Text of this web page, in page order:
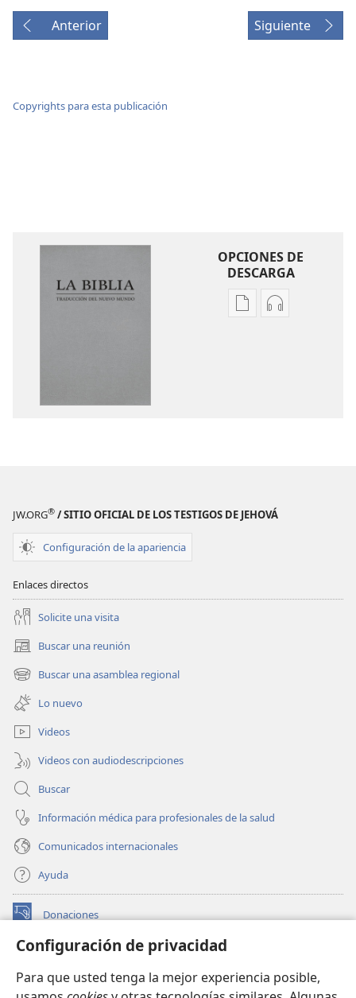
Configuración de privacidad
Para que usted tenga la mejor experiencia posible,
Anterior Siguiente
Copyrights para esta publicación
OPCIONES DE
DESCARGA
Opciones
(revisión
Opciones
(revisión
JW.ORG® / SITIO OFICIAL DE LOS TESTIGOS DE JEHOVÁ
Configuración de la apariencia
Enlaces directos
Solicite una visita
Buscar una reunión
(abre
una
nueva
ventana)
Buscar una asamblea regional
(abre
una
nueva
ventana)
Lo nuevo
Videos
Videos con audiodescripciones
Buscar
Información médica para profesionales de la salud
Comunicados internacionales
Ayuda
Donaciones
(abre
una
nueva BIBLIOTECA EN LÍNEA Watchtower™
una
JW Hub